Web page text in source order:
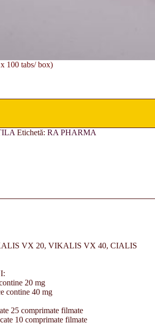
100 tabs/ box)
Etichetă: RA PHARMA
VX 20, VIKALIS VX 40, CIALIS
20 mg
contine 40 mg
25 comprimate filmate
10 comprimate filmate